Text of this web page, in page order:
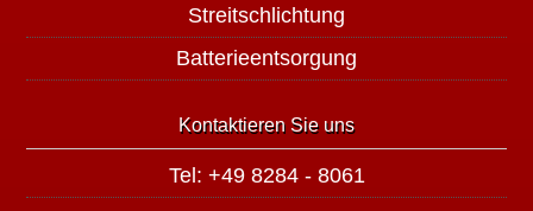
Streitschlichtung
Batterieentsorgung
Kontaktieren Sie uns
Tel: +49 8284 - 8061